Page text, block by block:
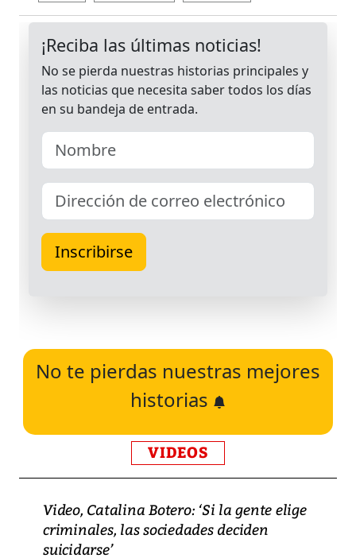
No te pierdas nuestras mejores
historias
VIDEOS
Video, Catalina Botero: ‘Si la gente elige
criminales, las sociedades deciden
suicidarse’